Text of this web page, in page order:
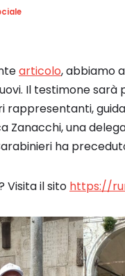
articolo, abbiamo
Il testimone
Zanacchi, una
ha
Visita il sito https://